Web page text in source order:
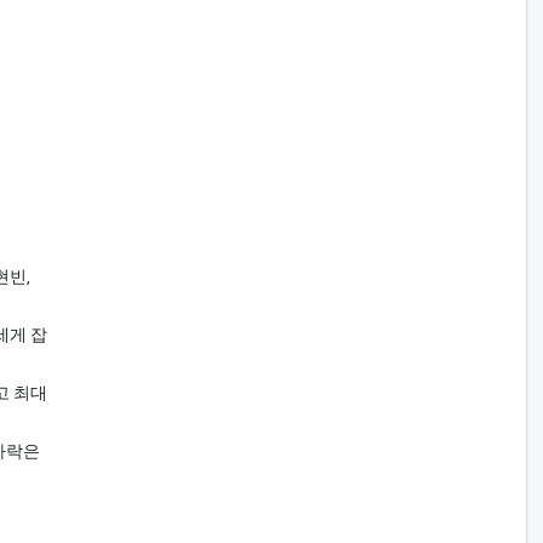
,
게 잡
최대
락은